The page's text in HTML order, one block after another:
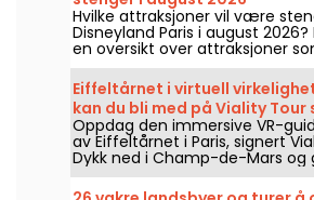
Hvilke attraksjoner vil være
Disneyland Paris i august
en oversikt over attraksjoner
ikke er tilgjengelige på grunn
eller oppussing, slik at du kan
besøket i Disney-parken.
Eiffeltårnet i virtuell
kan du bli med på Viality Tour
historiske guidede tur.
Oppdag den immersive VR-
av Eiffeltårnet i Paris, signert
Dykk ned i Champ-de-Mars og
byggingen og åpningen av
1889. En ny versjon som er